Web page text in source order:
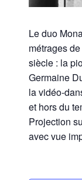
Le duo
métrages
siècle : la
Germaine
la vidéo-
et hors du
Projection
avec vue